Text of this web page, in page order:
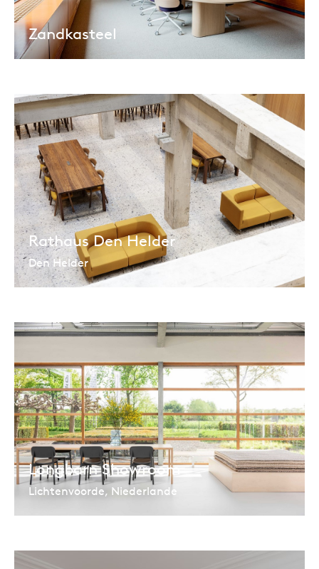
Zandkasteel
Rathaus Den Helder
Den Helder
Longbarn Showroom
Lichtenvoorde, Niederlande